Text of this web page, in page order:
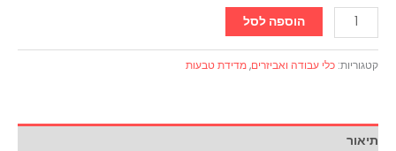
הוספה לסל
קטגוריות: כלי עבודה ואביזרים,מדידת טבעות
תיאור